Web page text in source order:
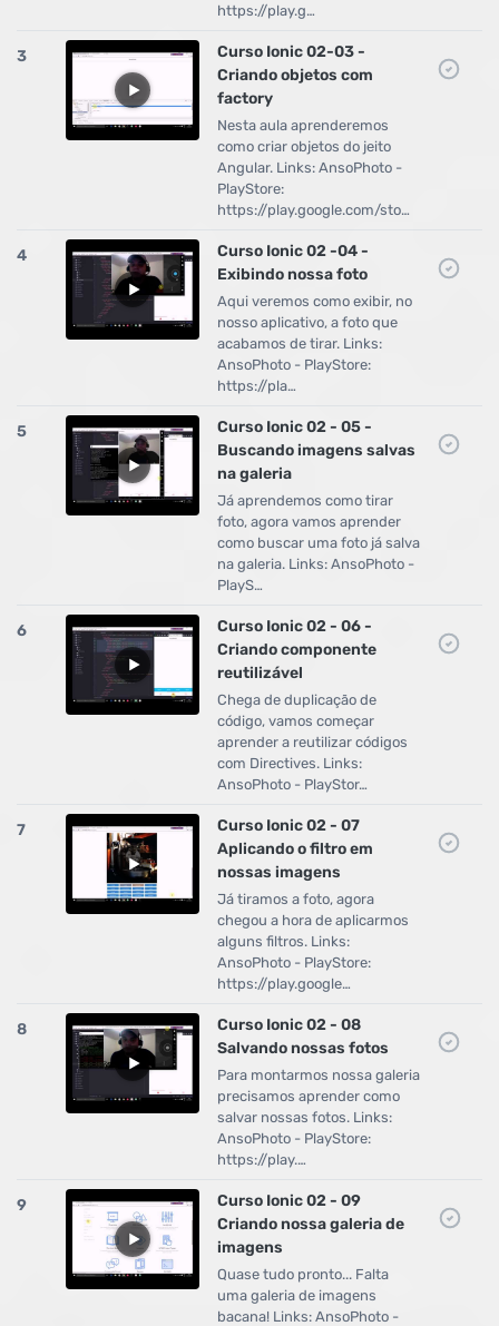
https://play.g…
3
Curso Ionic 02-03 -
Criando objetos com
factory
Nesta aula aprenderemos
como criar objetos do jeito
Angular. Links: AnsoPhoto -
PlayStore:
https://play.google.com/sto…
4
Curso Ionic 02 -04 -
Exibindo nossa foto
Aqui veremos como exibir, no
nosso aplicativo, a foto que
acabamos de tirar. Links:
AnsoPhoto - PlayStore:
https://pla…
5
Curso Ionic 02 - 05 -
Buscando imagens salvas
na galeria
Já aprendemos como tirar
foto, agora vamos aprender
como buscar uma foto já salva
na galeria. Links: AnsoPhoto -
PlayS…
6
Curso Ionic 02 - 06 -
Criando componente
reutilizável
Chega de duplicação de
código, vamos começar
aprender a reutilizar códigos
com Directives. Links:
AnsoPhoto - PlayStor…
7
Curso Ionic 02 - 07
Aplicando o filtro em
nossas imagens
Já tiramos a foto, agora
chegou a hora de aplicarmos
alguns filtros. Links:
AnsoPhoto - PlayStore:
https://play.google…
8
Curso Ionic 02 - 08
Salvando nossas fotos
Para montarmos nossa galeria
precisamos aprender como
salvar nossas fotos. Links:
AnsoPhoto - PlayStore:
https://play.…
9
Curso Ionic 02 - 09
Criando nossa galeria de
imagens
Quase tudo pronto... Falta
uma galeria de imagens
bacana! Links: AnsoPhoto -